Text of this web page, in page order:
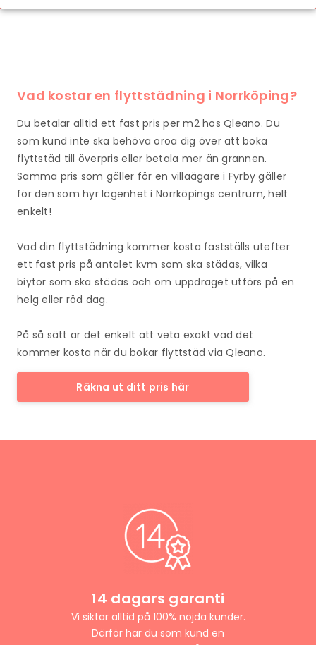
Vad kostar en flyttstädning i Norrköping?
Du betalar alltid ett fast pris per m2 hos Qleano. Du
som kund inte ska behöva oroa dig över att boka
flyttstäd till överpris eller betala mer än grannen.
Samma pris som gäller för en villaägare i Fyrby gäller
för den som hyr lägenhet i Norrköpings centrum, helt
enkelt!
Vad din flyttstädning kommer kosta fastställs utefter
ett fast pris på antalet kvm som ska städas, vilka
biytor som ska städas och om uppdraget utförs på en
helg eller röd dag.
På så sätt är det enkelt att veta exakt vad det
kommer kosta när du bokar flyttstäd via Qleano.
Räkna ut ditt pris här
14 dagars garanti
Vi siktar alltid på 100% nöjda kunder.
Därför har du som kund en